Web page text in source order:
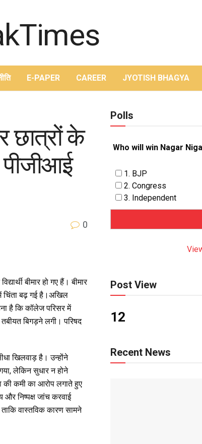
E-PAPER CAREER JYOTISH BHAGYA
छात्रों के
0
बीमार हो गए हैं। बीमार
चिंता बढ़ गई है।अखिल
है कि कॉलेज परिसर में
बिगड़ने लगी। परिषद
खिलवाड़ है। उन्होंने
लेकिन सुधार न होने
कमी का आरोप लगाते हुए
और निष्पक्ष जांच करवाई
वास्तविक कारण सामने
Polls
Who will win Nagar
1. BJP
2. Congress
3. Independent
Post View
12
Recent News